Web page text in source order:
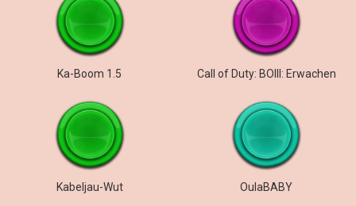
Ka-Boom 1.5 Call of Duty: BOIII: Erwachen
Kabeljau-Wut OulaBABY